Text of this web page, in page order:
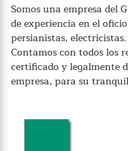
Somos una empresa del
de experiencia en el
persianistas,
Contamos con todos los
certificado y legalmente
empresa, para su